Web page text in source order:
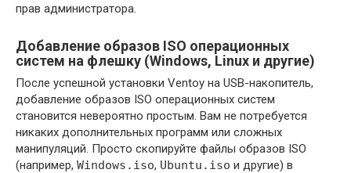
прав администратора.
Добавление образов ISO операционных
систем на флешку (Windows, Linux и другие)
После успешной установки Ventoy на USB-накопитель,
добавление образов ISO операционных систем
становится невероятно простым. Вам не потребуется
никаких дополнительных программ или сложных
манипуляций. Просто скопируйте файлы образов ISO
(например, Windows.iso, Ubuntu.iso и другие) в